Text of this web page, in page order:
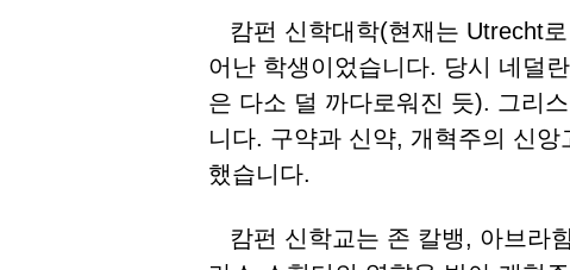
캄펀 신학대학(현재는 Utrecht로
어난 학생이었습니다. 당시 네덜
은 다소 덜 까다로워진 듯). 그리
니다. 구약과 신약, 개혁주의 신
했습니다.
캄펀 신학교는 존 칼뱅, 아브라